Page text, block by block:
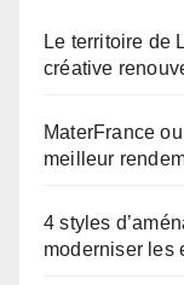
Le territoire de
créative
MaterFrance
meilleur
4 styles
moderniser les